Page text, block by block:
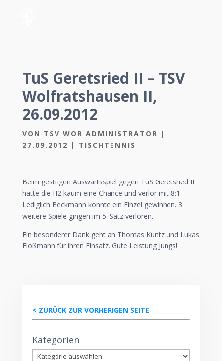
TuS Geretsried II – TSV
Wolfratshausen II,
26.09.2012
VON TSV WOR ADMINISTRATOR |
27.09.2012 | TISCHTENNIS
Beim gestrigen Auswärtsspiel gegen TuS Geretsried II
hatte die H2 kaum eine Chance und verlor mit 8:1.
Lediglich Beckmann konnte ein Einzel gewinnen. 3
weitere Spiele gingen im 5. Satz verloren.
Ein besonderer Dank geht an Thomas Kuntz und Lukas
Floßmann für ihren Einsatz. Gute Leistung Jungs!
< ZURÜCK ZUR VORHERIGEN SEITE
Kategorien
Kategorien